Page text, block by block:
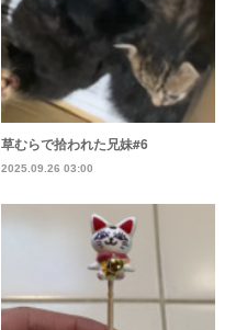
草むらで拾われた兄妹#6
2025.09.26 03:00